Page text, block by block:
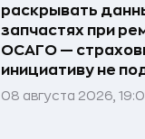
раскрывать
запчастях при
ОСАГО —
инициативу не
08 августа 2026,